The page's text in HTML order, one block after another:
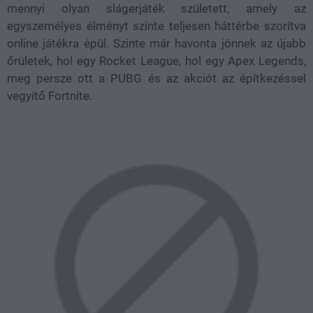
mennyi olyan slágerjáték született, amely az
egyszemélyes élményt szinte teljesen háttérbe szorítva
online játékra épül. Szinte már havonta jönnek az újabb
őrületek, hol egy Rocket League, hol egy Apex Legends,
meg persze ott a PUBG és az akciót az építkezéssel
vegyítő Fortnite.